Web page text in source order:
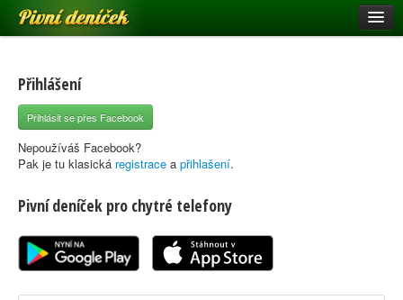
Pivní deníček
Pivní mapa
Pivní značky
Nápověda
Registrace
Přihlášení
Přihlásit se přes Facebook
Nepoužíváš Facebook?
Pak je tu klasická registrace a přihlašení.
Pivní deníček pro chytré telefony